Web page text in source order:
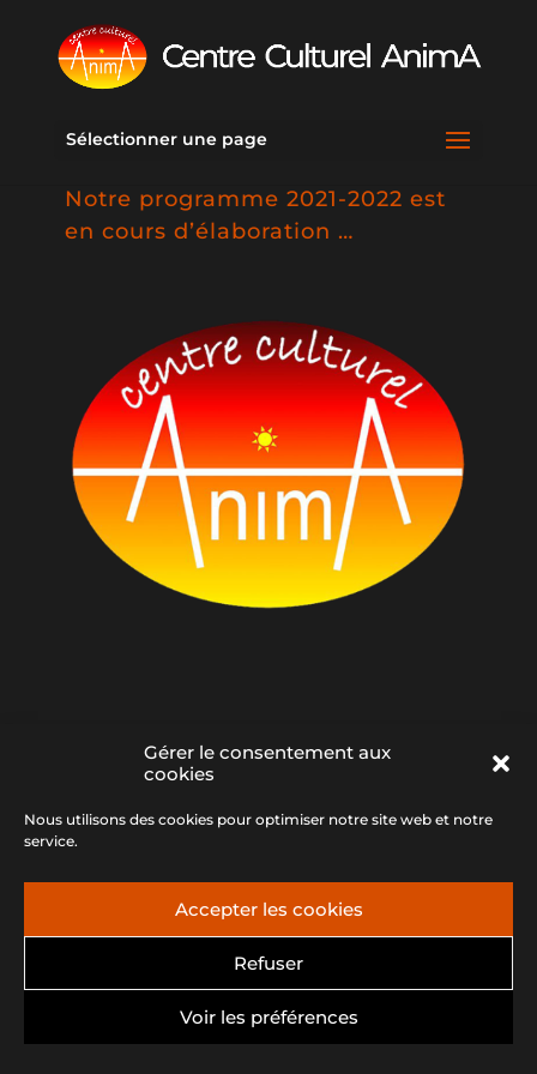
Gérer le consentement aux
cookies
Nous utilisons des cookies pour optimiser notre site web et notre
service.
Accepter les cookies
Refuser
Voir les préférences
Sélectionner une page
Notre programme 2021-2022 est
en cours d’élaboration …
Association Anima - 04 95 56 26 67 -
- Casamuzzone, 20243 Prunelli di Fium'Orbu